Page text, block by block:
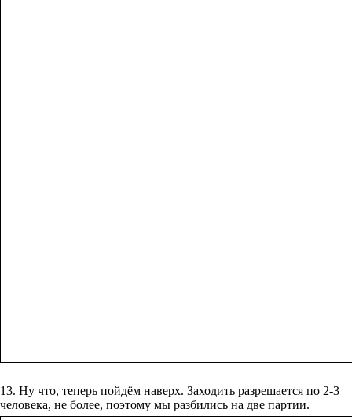
13. Ну что, теперь пойдём наверх. Заходить разрешается по 2-3
человека, не более, поэтому мы разбились на две партии.